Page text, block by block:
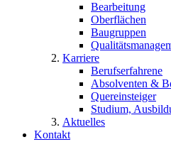
Bearbeitung
Oberflächen
Baugruppen
Karriere
Berufserfahrene
Absolventen &
Quereinsteiger
Studium,
Aktuelles
Kontakt